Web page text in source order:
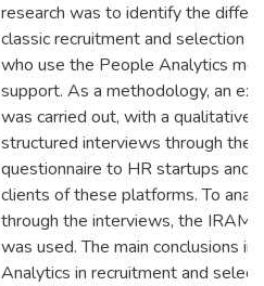
research was to identify the
classic recruitment and selection
who use the People Analytics
support. As a methodology, an
was carried out, with a qualitative
structured interviews through the
questionnaire to HR startups and
clients of these platforms. To
through the interviews, the
was used. The main conclusions
Analytics in recruitment and